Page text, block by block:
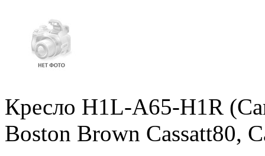
Кресло H1L-A65-H1R
Boston Brown Cassatt80,